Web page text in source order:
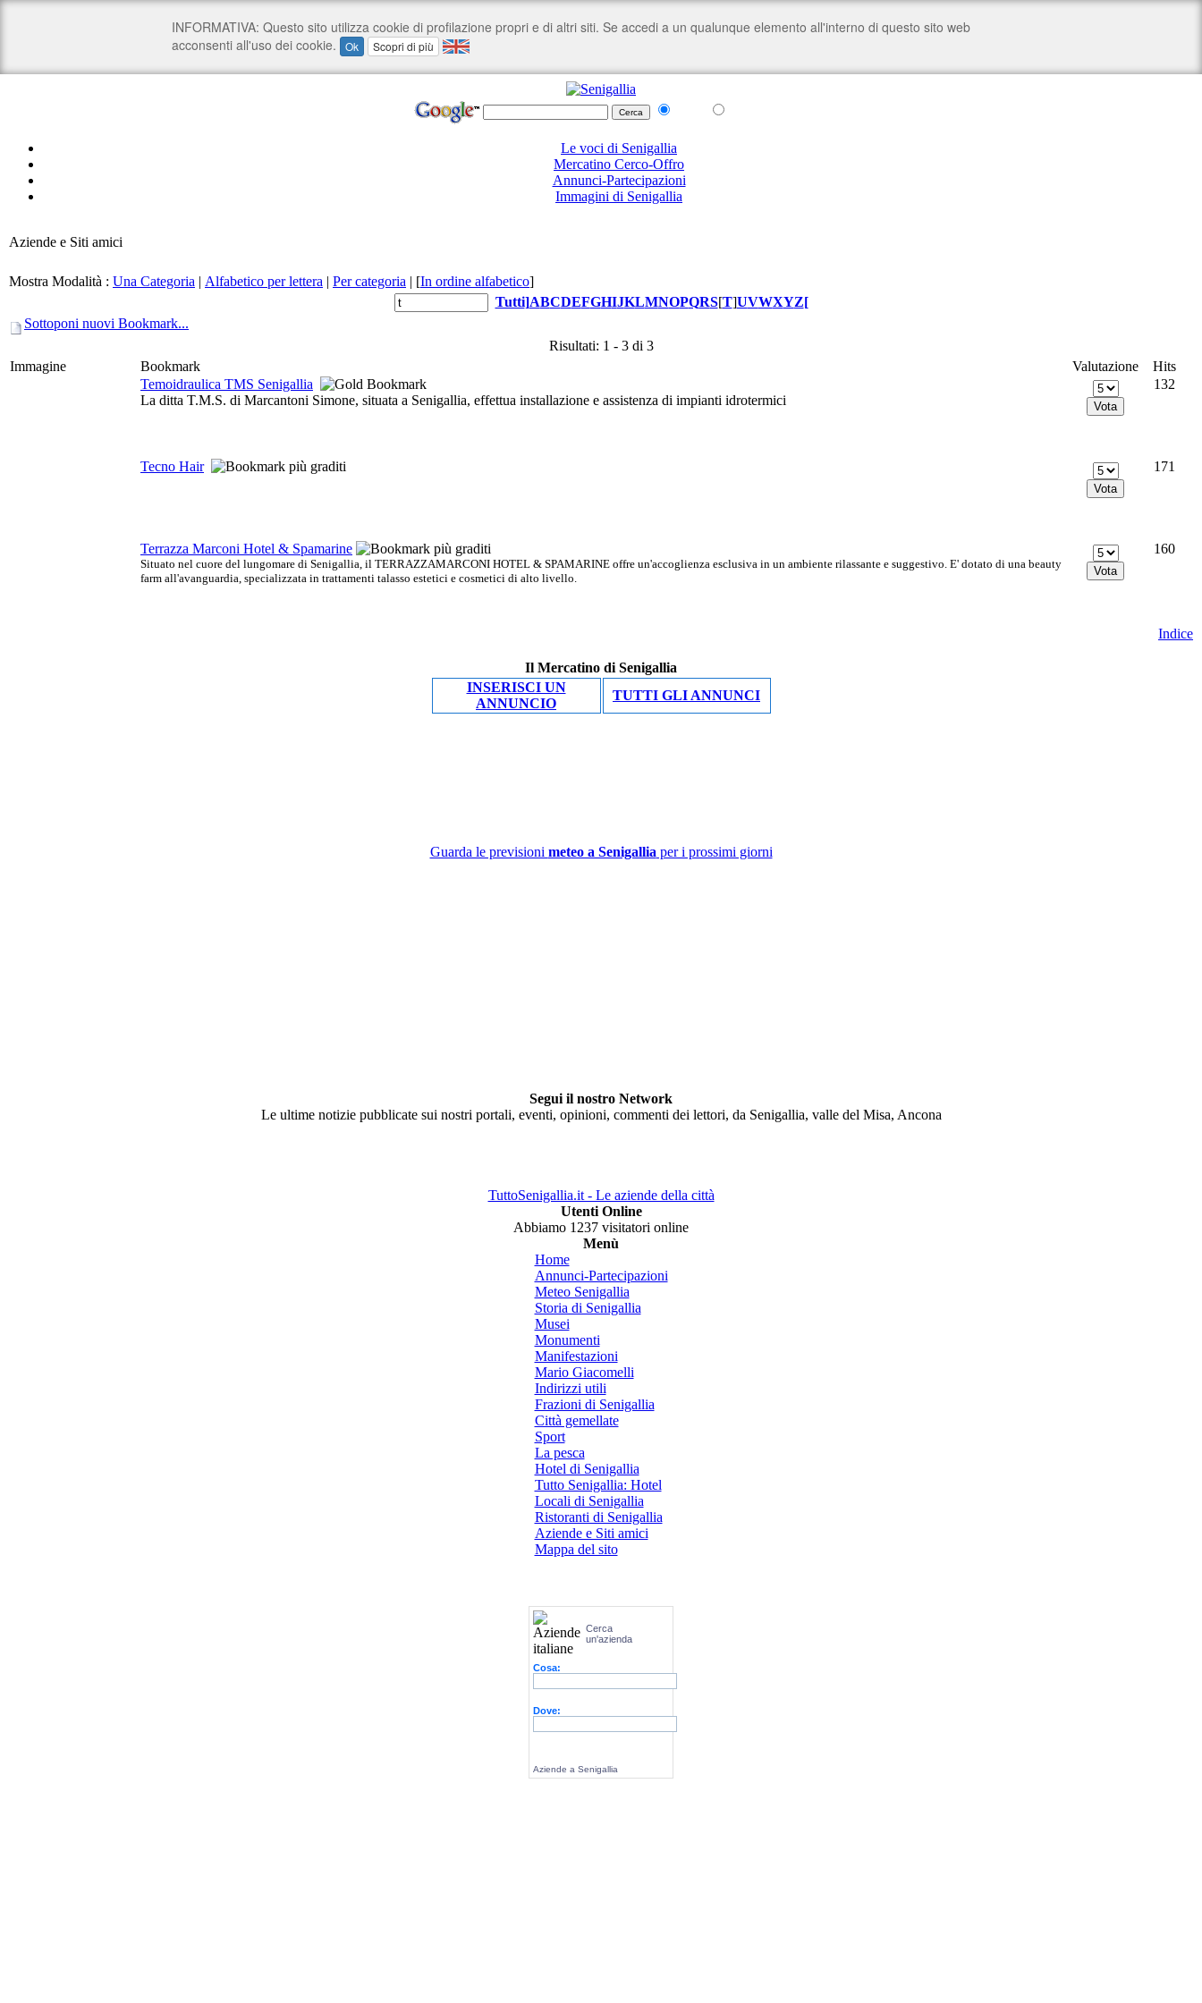
Le voci di Senigallia
Mercatino Cerco-Offro
Annunci-Partecipazioni
Immagini di Senigallia
Aziende e Siti amici
Mostra Modalità : Una Categoria | Alfabetico per lettera | Per categoria | [In ordine alfabetico]
Tutti]ABCDEFGHIJKLMNOPQRS[T]UVWXYZ[
Sottoponi nuovi Bookmark...
Risultati: 1 - 3 di 3
Immagine
Bookmark Valutazione
Hits
Temoidraulica TMS Senigallia
La ditta T.M.S. di Marcantoni Simone, situata a Senigallia, effettua installazione e assistenza di impianti idrotermici
132
Tecno Hair 171
Terrazza Marconi Hotel & Spamarine
Situato nel cuore del lungomare di Senigallia, il TERRAZZAMARCONI HOTEL & SPAMARINE offre un'accoglienza esclusiva in un ambiente rilassante e suggestivo. E' dotato di una beauty
farm all'avanguardia, specializzata in trattamenti talasso estetici e cosmetici di alto livello.
160
Indice
Il Mercatino di Senigallia
INSERISCI UN
ANNUNCIO
TUTTI GLI ANNUNCI
Guarda le previsioni meteo a Senigallia per i prossimi giorni
Segui il nostro Network
Le ultime notizie pubblicate sui nostri portali, eventi, opinioni, commenti dei lettori, da Senigallia, valle del Misa, Ancona
TuttoSenigallia.it - Le aziende della città
Utenti Online
Abbiamo 1237 visitatori online
Menù
Home
Annunci-Partecipazioni
Meteo Senigallia
Storia di Senigallia
Musei
Monumenti
Manifestazioni
Mario Giacomelli
Indirizzi utili
Frazioni di Senigallia
Città gemellate
Sport
La pesca
Hotel di Senigallia
Tutto Senigallia: Hotel
Locali di Senigallia
Ristoranti di Senigallia
Aziende e Siti amici
Mappa del sito
Cerca
un'azienda
Cosa:
Dove:
Aziende a Senigallia